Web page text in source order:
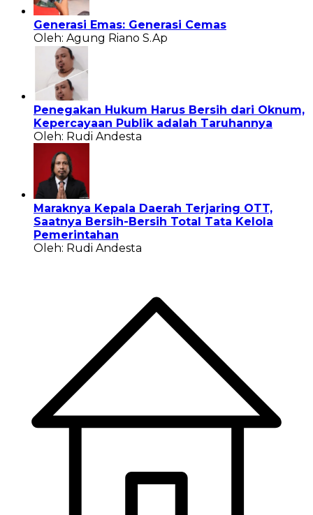
Generasi Emas: Generasi Cemas
Oleh: Agung Riano S.Ap
Penegakan Hukum Harus Bersih dari Oknum,
Kepercayaan Publik adalah Taruhannya
Oleh: Rudi Andesta
Maraknya Kepala Daerah Terjaring OTT,
Saatnya Bersih-Bersih Total Tata Kelola
Pemerintahan
Oleh: Rudi Andesta